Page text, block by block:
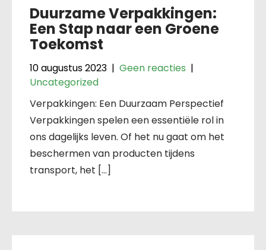
Duurzame Verpakkingen:
Een Stap naar een Groene
Toekomst
10 augustus 2023 | Geen reacties |
Uncategorized
Verpakkingen: Een Duurzaam Perspectief
Verpakkingen spelen een essentiële rol in
ons dagelijks leven. Of het nu gaat om het
beschermen van producten tijdens
transport, het […]